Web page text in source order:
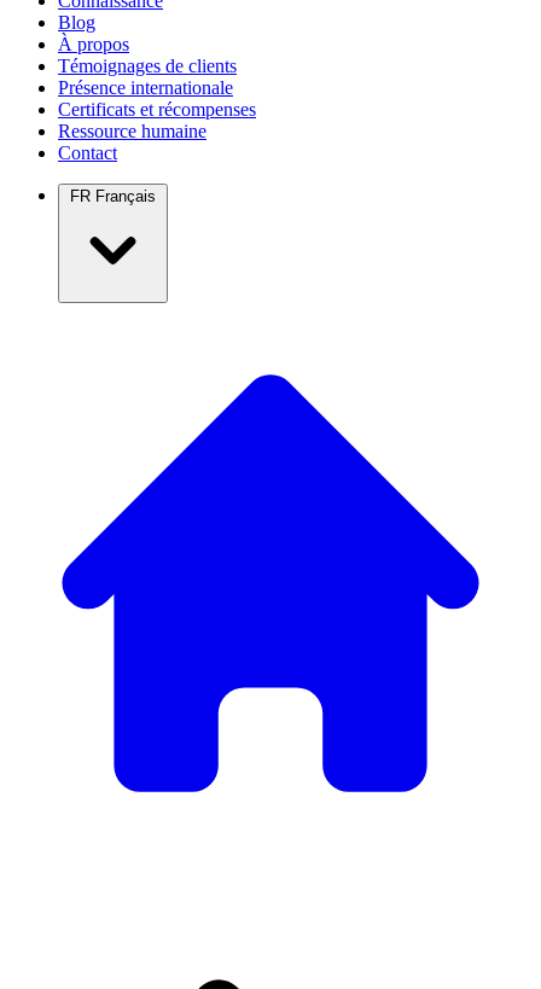
Blog
À propos
Témoignages de clients
Présence internationale
Certificats et récompenses
Ressource humaine
Contact
FR Français